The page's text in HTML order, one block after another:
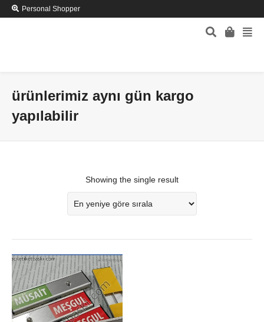
Personal Shopper
ürünlerimiz aynı gün kargo
yapılabilir
Showing the single result